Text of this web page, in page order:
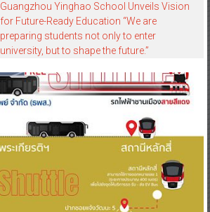
Guangzhou Yinghao School Unveils Vision
for Future-Ready Education “We are
preparing students not only to enter
university, but to shape the future.”